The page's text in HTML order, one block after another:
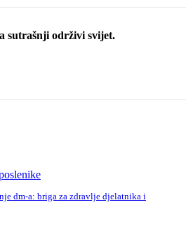
sutrašnji održivi svijet.
dm-a: briga za zdravlje djelatnika i